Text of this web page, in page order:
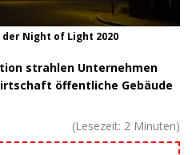
Night of Light 2020
strahlen Unternehmen
öffentliche Gebäude
(Lesezeit: 2 Minuten)